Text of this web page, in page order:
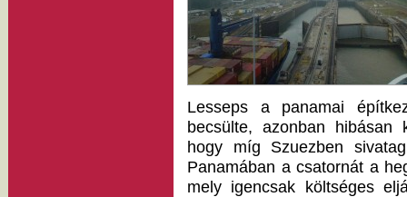
Lesseps a panamai
becsülte, azonban
hogy míg Szuezben
Panamában a csatornát a
mely igencsak költséges